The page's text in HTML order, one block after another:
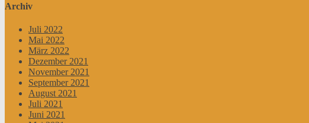
Archiv
Juli 2022
Mai 2022
März 2022
Dezember 2021
November 2021
September 2021
August 2021
Juli 2021
Juni 2021